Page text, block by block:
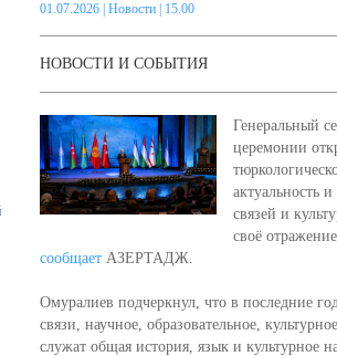
01.07.2026| Новости | 15.00
НОВОСТИ И СОБЫТИЯ
Генеральный
церемонии
актуальность
связей и
своё
сообщаетАЗЕРТАДЖ.
Омуралиев подчеркнул, что в последние
связи, научное, образовательное,
служат общая история, язык и культурное